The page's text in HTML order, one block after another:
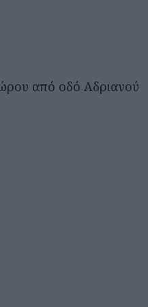
από οδό Αδριανού